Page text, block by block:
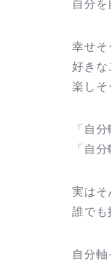
自分
幸せそ
好きな
楽しそ
「自
「自
実はそ
誰でも
自分軸